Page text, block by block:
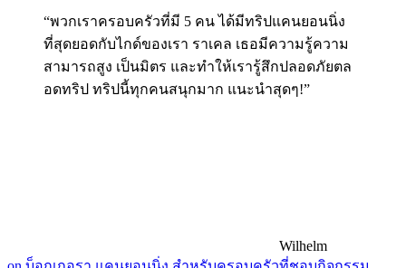
“พวกเราครอบครัวที่มี 5 คน ได้มีทริปแคนยอนนิ่ง
ที่สุดยอดกับไกด์ของเรา ราเคล เธอมีความรู้ความ
สามารถสูง เป็นมิตร และทำให้เรารู้สึกปลอดภัยตล
อดทริป ทริปนี้ทุกคนสนุกมาก แนะนำสุดๆ!”
Wilhelm